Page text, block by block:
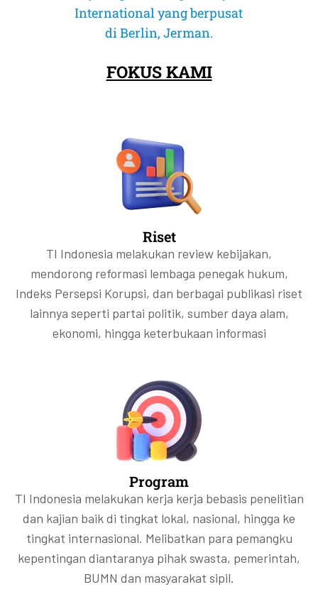
Selengkapnya
Selengkapnya
Selengkapnya
Selengkapnya
Selengkapnya
Selengkapnya
Selengkapnya
Selengkapnya
Selengkapnya
Selengkapnya
Selengkapnya
Selengkapnya
International yang berpusat
di Berlin, Jerman.
FOKUS KAMI
Riset
TI Indonesia melakukan review kebijakan,
mendorong reformasi lembaga penegak hukum,
Indeks Persepsi Korupsi, dan berbagai publikasi riset
lainnya seperti partai politik, sumber daya alam,
ekonomi, hingga keterbukaan informasi
Program
TI Indonesia melakukan kerja kerja bebasis penelitian
dan kajian baik di tingkat lokal, nasional, hingga ke
tingkat internasional. Melibatkan para pemangku
kepentingan diantaranya pihak swasta, pemerintah,
BUMN dan masyarakat sipil.